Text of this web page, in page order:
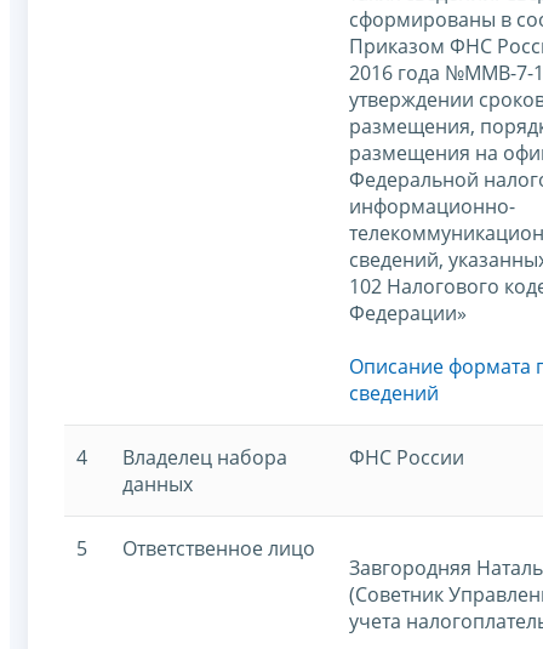
сформированы в
Приказом ФНС
2016 года №ММВ-7-
утверждении
размещения,
размещения на
Федеральной
информационно-
сведений,
102 Налогового
Федерации»
Описание формата
сведений
4
Владелец набора
данных
ФНС России
5 Ответственное лицо
Завгородняя
(Советник
учета